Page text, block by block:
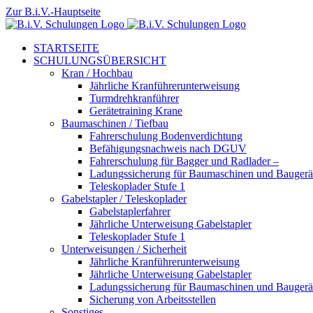
Zum
Inhalt
Zur B.i.V.-Hauptseite
STARTSEITE
SCHULUNGSÜBERSICHT
Kran / Hochbau
Jährliche Kranführerunterweisung
Turmdrehkranführer
Gerätetraining Krane
Baumaschinen / Tiefbau
Fahrerschulung Bodenverdichtung
Befähigungsnachweis nach DGUV
Fahrerschulung für Bagger und Radlader –
Ladungssicherung für Baumaschinen und
Teleskoplader Stufe 1
Gabelstapler / Teleskoplader
Gabelstaplerfahrer
Jährliche Unterweisung Gabelstapler
Teleskoplader Stufe 1
Unterweisungen / Sicherheit
Jährliche Kranführerunterweisung
Jährliche Unterweisung Gabelstapler
Ladungssicherung für Baumaschinen und
Sicherung von Arbeitsstellen